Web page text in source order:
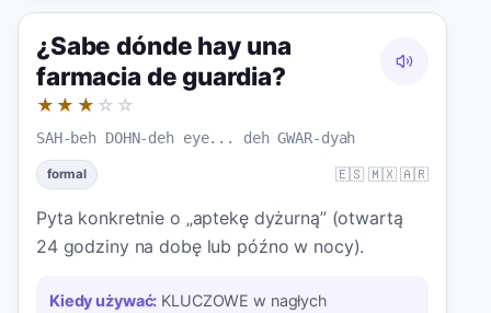
¿Sabe dónde hay una
farmacia de guardia?
★★★ ☆☆
SAH-beh DOHN-deh eye... deh GWAR-dyah
formal 🇪🇸 🇲🇽 🇦🇷
Pyta konkretnie o „aptekę dyżurną” (otwartą
24 godziny na dobę lub późno w nocy).
Kiedy używać: KLUCZOWE w nagłych